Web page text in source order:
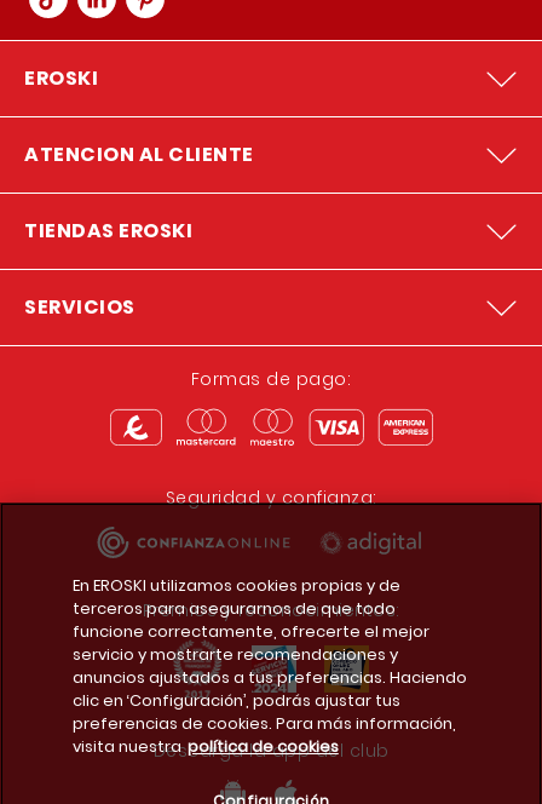
EROSKI
ATENCION AL CLIENTE
TIENDAS EROSKI
SERVICIOS
Formas de pago:
Seguridad y confianza:
Premios y reconocimientos:
Descarga la app del club
En EROSKI utilizamos cookies propias y de
terceros para asegurarnos de que todo
funcione correctamente, ofrecerte el mejor
servicio y mostrarte recomendaciones y
anuncios ajustados a tus preferencias. Haciendo
clic en ‘Configuración’, podrás ajustar tus
preferencias de cookies. Para más información,
visita nuestra política de cookies